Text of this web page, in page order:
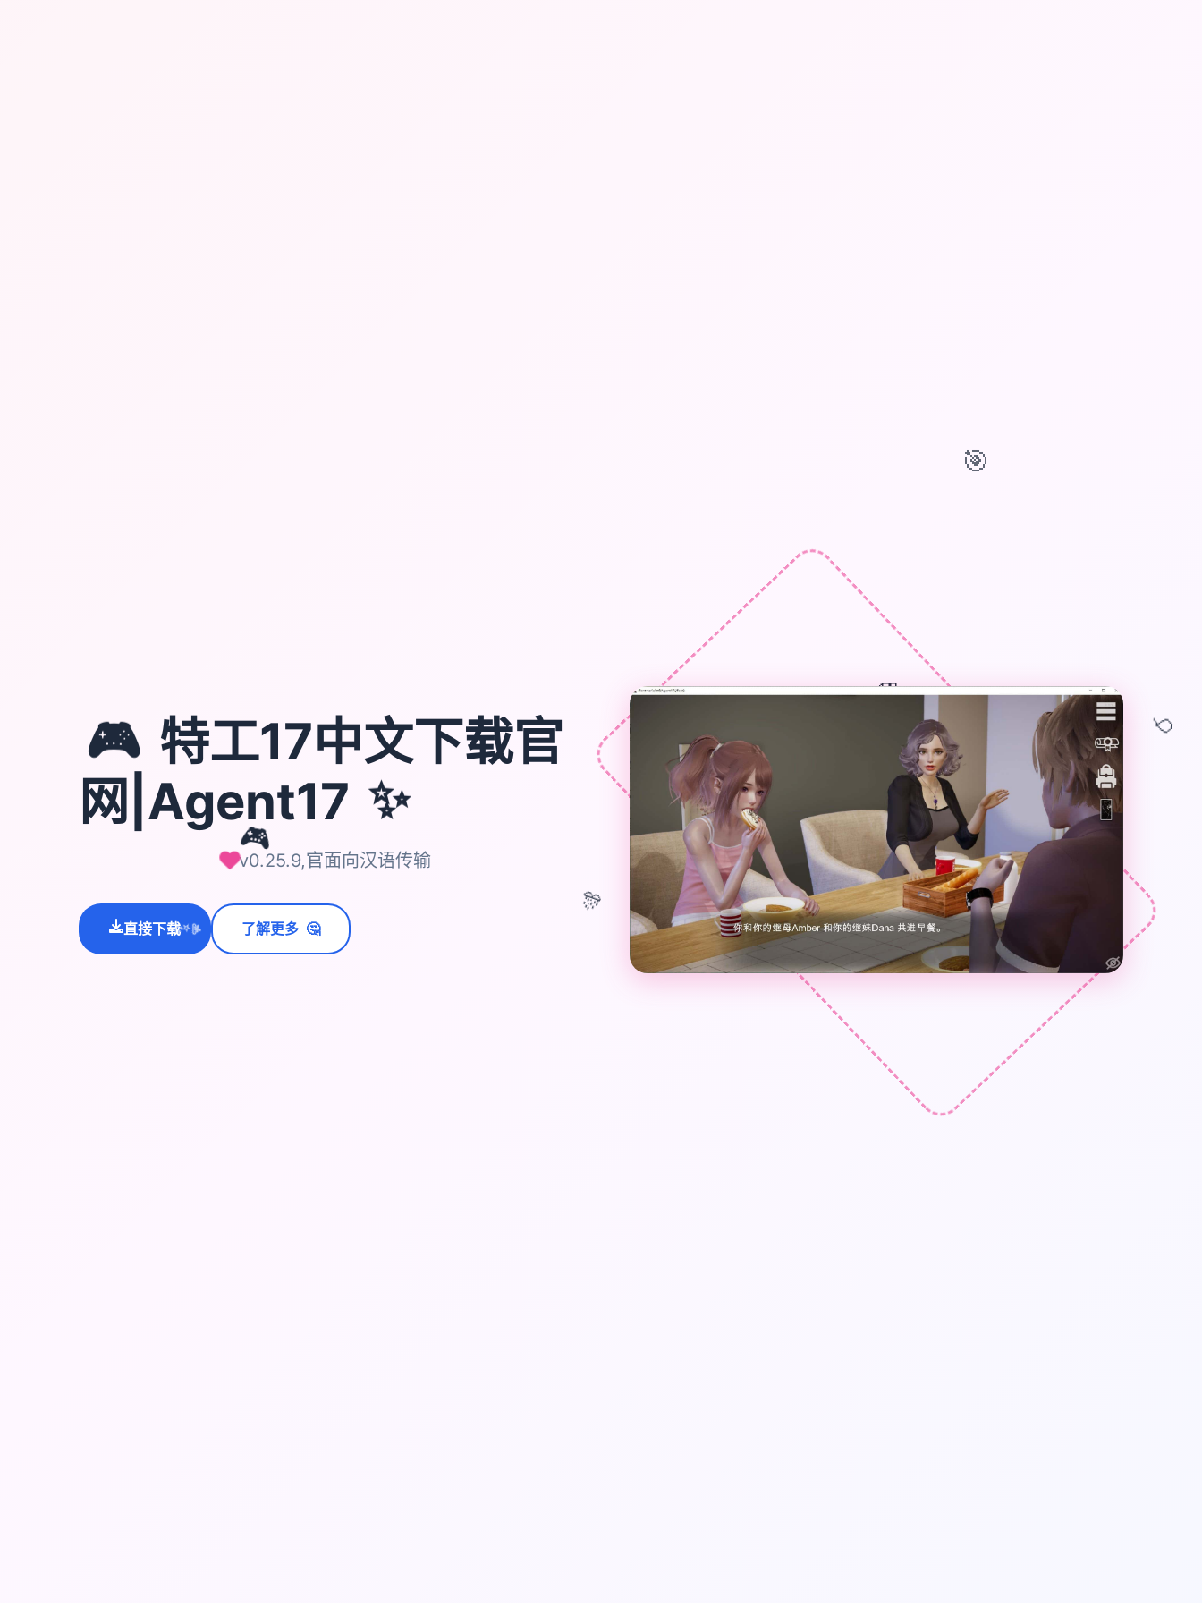
🎮
🎯
🎮 特工17中文下载官
网|Agent17 ✨
v0.25.9,官面向汉语传输
直接下载
✨⭐💫 了解更多 🤔
🎈
🎊
🎁